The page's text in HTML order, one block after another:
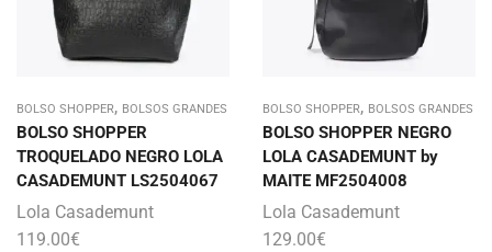
BOLSO SHOPPER, BOLSOS GRANDES
BOLSO SHOPPER
TROQUELADO NEGRO LOLA
CASADEMUNT LS2504067
Lola Casademunt
119.00€
BOLSO SHOPPER, BOLSOS GRANDES
BOLSO SHOPPER NEGRO
LOLA CASADEMUNT by
MAITE MF2504008
Lola Casademunt
129.00€